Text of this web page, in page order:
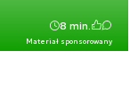
Materiał sponsorowany
8 min.